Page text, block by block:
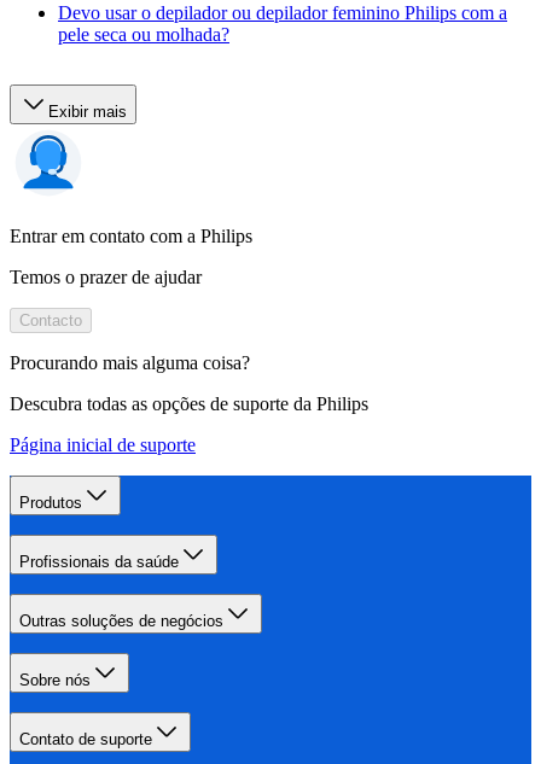
Devo usar o depilador ou depilador feminino Philips com a
pele seca ou molhada?
Exibir mais
Entrar em contato com a Philips
Temos o prazer de ajudar
Contacto
Procurando mais alguma coisa?
Descubra todas as opções de suporte da Philips
Página inicial de suporte
Produtos
Profissionais da saúde
Outras soluções de negócios
Sobre nós
Contato de suporte